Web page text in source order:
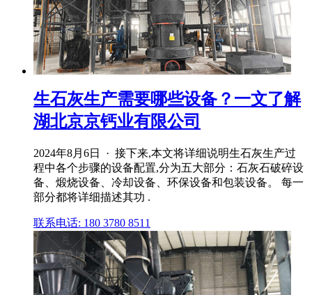
生石灰生产需要哪些设备？一文了解
湖北京京钙业有限公司
2024年8月6日 · 接下来,本文将详细说明生石灰生产过
程中各个步骤的设备配置,分为五大部分：石灰石破碎设
备、煅烧设备、冷却设备、环保设备和包装设备。 每一
部分都将详细描述其功 .
联系电话: 180 3780 8511